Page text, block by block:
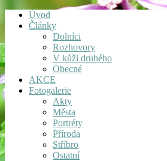
Úvod
Články
Dolníci
Rozhovory
V kůži druhého
Obecné
AKCE
Fotogalerie
Akty
Města
Portréty
Příroda
Stříbro
Ostatní